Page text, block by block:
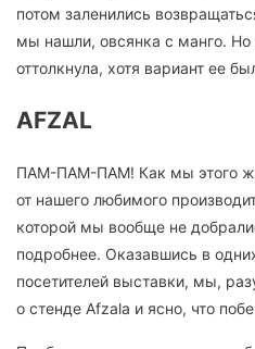
потом заленились
мы нашли, овсянка с манго. Но
оттолкнула, хотя вариант ее
AFZAL
ПАМ-ПАМ-ПАМ! Как мы этого
от нашего любимого
которой мы вообще не
подробнее. Оказавшись в
посетителей выставки, мы,
о стенде Afzala и ясно, что